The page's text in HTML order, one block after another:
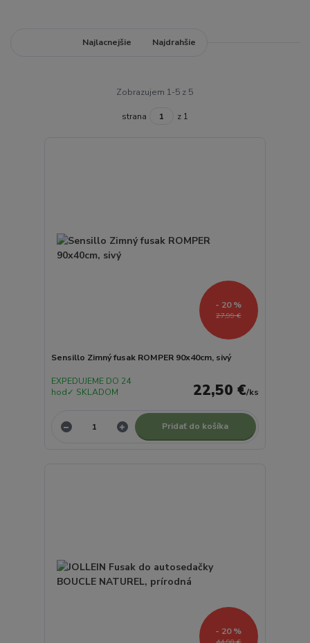
Najlacnejšie Najdrahšie
Zobrazujem 1-5 z 5
strana z 1
27,99 €
- 20 %
Sensillo Zimný fusak ROMPER 90x40cm, sivý
22,50 €/ks
EXPEDUJEME DO 24
hod✓ SKLADOM
Pridať do košíka
- 20 %